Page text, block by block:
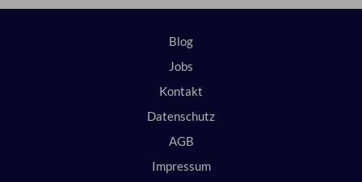
Blog
Jobs
Kontakt
Datenschutz
AGB
Impressum